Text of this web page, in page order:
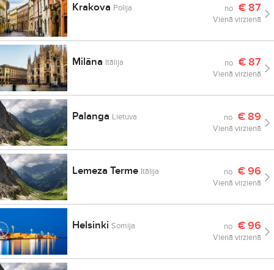
Krakova Polija no €87
Vienā virzienā
Milāna Itālija no €87
Vienā virzienā
Palanga Lietuva no €89
Vienā virzienā
Lemeza Terme Itālija no €96
Vienā virzienā
HelsinkiSomija no €96
Vienā virzienā